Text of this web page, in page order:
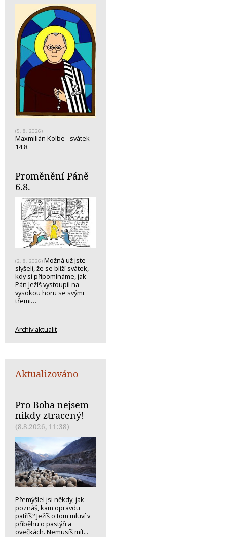
(5. 8. 2026)
Maxmilián Kolbe - svátek
14.8.
Proměnění Páně -
6.8.
(2. 8. 2026) Možná už jste
slyšeli, že se blíží svátek,
kdy si připomínáme, jak
Pán Ježíš vystoupil na
vysokou horu se svými
třemi…
Archiv aktualit
Aktualizováno
Pro Boha nejsem
nikdy ztracený!
(8.8.2026, 11:38)
Přemýšlel jsi někdy, jak
poznáš, kam opravdu
patříš? Ježíš o tom mluví v
příběhu o pastýři a
ovečkách. Nemusíš mít...